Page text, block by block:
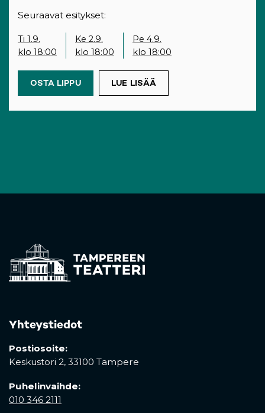
Seuraavat esitykset:
Ti 1.9.
klo 18:00
Ke 2.9.
klo 18:00
Pe 4.9.
klo 18:00
OSTA LIPPU(OPENS IN A NEW TAB)
LUE LISÄÄ
Yhteystiedot
Postiosoite:
Keskustori 2, 33100 Tampere
Puhelinvaihde:
010 346 2111